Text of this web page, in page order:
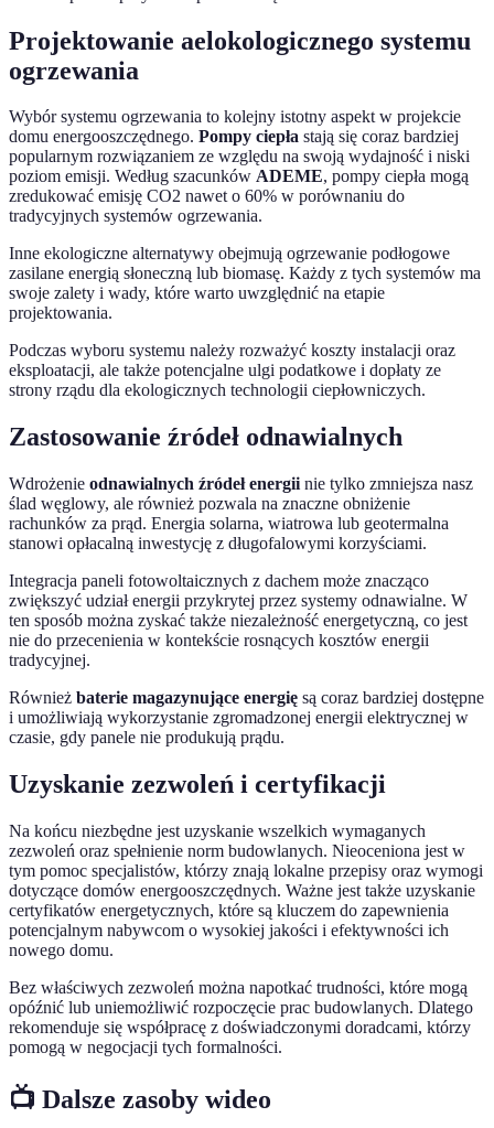
Projektowanie aelokologicznego systemu
ogrzewania
Wybór systemu ogrzewania to kolejny istotny aspekt w projekcie
domu energooszczędnego. Pompy ciepła stają się coraz bardziej
popularnym rozwiązaniem ze względu na swoją wydajność i niski
poziom emisji. Według szacunków ADEME, pompy ciepła mogą
zredukować emisję CO2 nawet o 60% w porównaniu do
tradycyjnych systemów ogrzewania.
Inne ekologiczne alternatywy obejmują ogrzewanie podłogowe
zasilane energią słoneczną lub biomasę. Każdy z tych systemów ma
swoje zalety i wady, które warto uwzględnić na etapie
projektowania.
Podczas wyboru systemu należy rozważyć koszty instalacji oraz
eksploatacji, ale także potencjalne ulgi podatkowe i dopłaty ze
strony rządu dla ekologicznych technologii ciepłowniczych.
Zastosowanie źródeł odnawialnych
Wdrożenie odnawialnych źródeł energii nie tylko zmniejsza nasz
ślad węglowy, ale również pozwala na znaczne obniżenie
rachunków za prąd. Energia solarna, wiatrowa lub geotermalna
stanowi opłacalną inwestycję z długofalowymi korzyściami.
Integracja paneli fotowoltaicznych z dachem może znacząco
zwiększyć udział energii przykrytej przez systemy odnawialne. W
ten sposób można zyskać także niezależność energetyczną, co jest
nie do przecenienia w kontekście rosnących kosztów energii
tradycyjnej.
Również baterie magazynujące energię są coraz bardziej dostępne
i umożliwiają wykorzystanie zgromadzonej energii elektrycznej w
czasie, gdy panele nie produkują prądu.
Uzyskanie zezwoleń i certyfikacji
Na końcu niezbędne jest uzyskanie wszelkich wymaganych
zezwoleń oraz spełnienie norm budowlanych. Nieoceniona jest w
tym pomoc specjalistów, którzy znają lokalne przepisy oraz wymogi
dotyczące domów energooszczędnych. Ważne jest także uzyskanie
certyfikatów energetycznych, które są kluczem do zapewnienia
potencjalnym nabywcom o wysokiej jakości i efektywności ich
nowego domu.
Bez właściwych zezwoleń można napotkać trudności, które mogą
opóźnić lub uniemożliwić rozpoczęcie prac budowlanych. Dlatego
rekomenduje się współpracę z doświadczonymi doradcami, którzy
pomogą w negocjacji tych formalności.
📺 Dalsze zasoby wideo